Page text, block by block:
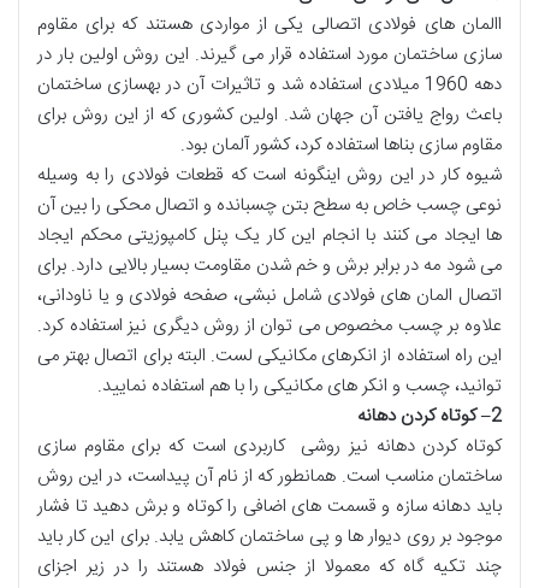
االمان های فولادی اتصالی یکی از مواردی هستند که برای مقاوم
سازی ساختمان مورد استفاده قرار می گیرند. این روش اولین بار در
دهه 1960 میلادی استفاده شد و تاثیرات آن در بهسازی ساختمان
باعث رواج یافتن آن جهان شد. اولین کشوری که از این روش برای
مقاوم سازی بناها استفاده کرد، کشور آلمان بود.
شیوه کار در این روش اینگونه است که قطعات فولادی را به وسیله
نوعی چسب خاص به سطح بتن چسبانده و اتصال محکی را بین آن
ها ایجاد می کنند با انجام این کار یک پنل کامپوزیتی محکم ایجاد
می شود مه در برابر برش و خم شدن مقاومت بسیار بالایی دارد. برای
اتصال المان های فولادی شامل نبشی، صفحه فولادی و یا ناودانی،
علاوه بر چسب مخصوص می توان از روش دیگری نیز استفاده کرد.
این راه استفاده از انکرهای مکانیکی لست. البته برای اتصال بهتر می
توانید، چسب و انکر های مکانیکی را با هم استفاده نمایید.
2
–کوتاه کردن دهانه
کوتاه کردن دهانه نیز روشی کاربردی است که برای مقاوم سازی
ساختمان مناسب است. همانطور که از نام آن پیداست، در این روش
باید دهانه سازه و قسمت های اضافی را کوتاه و برش دهید تا فشار
موجود بر روی دیوار ها و پی ساختمان کاهش یابد. برای این کار باید
چند تکیه گاه که معمولا از جنس فولاد هستند را در زیر اجزای